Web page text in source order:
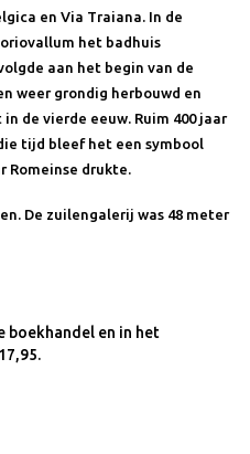
en Via Traiana. In de
het badhuis
aan het begin van de
weer grondig herbouwd en
de vierde eeuw. Ruim 400 jaar
tijd bleef het een symbool
Romeinse drukte.
De zuilengalerij was 48 meter
boekhandel en in het